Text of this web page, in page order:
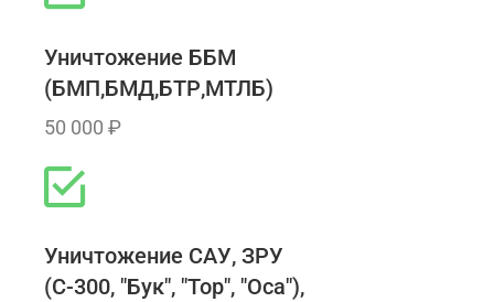
Уничтожение ББМ
(БМП,БМД,БТР,МТЛБ)
50 000 ₽
Уничтожение САУ, ЗРУ
(С-300, "Бук", "Тор", "Оса"),